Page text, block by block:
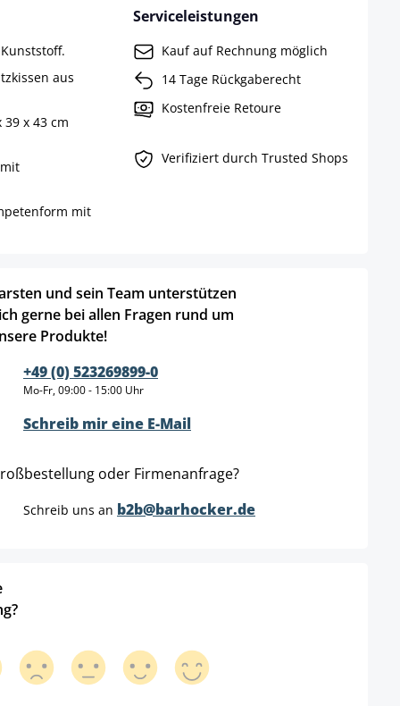
aus
39 x 43 cm
mit
Serviceleistungen
Kauf auf Rechnung möglich
14 Tage Rückgaberecht
Kostenfreie Retoure
Verifiziert durch Trusted Shops
und sein Team unterstützen
gerne bei allen Fragen rund um
Produkte!
+49 (0) 523269899-0
Mo-Fr, 09:00 - 15:00 Uhr
Schreib mir eine E-Mail
oder Firmenanfrage?
Schreib uns an b2b@barhocker.de